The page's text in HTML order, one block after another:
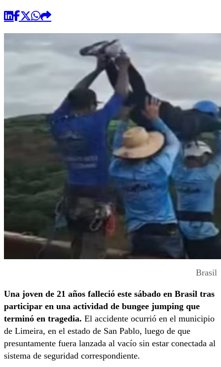
Universidad de Chile
Sustentabilidad
Brasil
Una joven de 21 años falleció este sábado en Brasil tras
participar en una actividad de bungee jumping que
terminó en tragedia. El accidente ocurrió en el municipio
de Limeira, en el estado de San Pablo, luego de que
presuntamente fuera lanzada al vacío sin estar conectada al
sistema de seguridad correspondiente.